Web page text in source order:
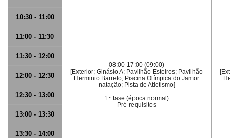
08:00-17:00 (09:00)
[Exterior; Ginásio A; Pavilhão Esteiros; Pavilhão
Herminio Barreto; Piscina Olímpica do Jamor
natação; Pista de Atletismo]
1.ª fase (época normal)
Pré-requisitos
10:30 - 11:00
11:00 - 11:30
11:30 - 12:00
12:00 - 12:30
12:30 - 13:00
13:00 - 13:30
13:30 - 14:00